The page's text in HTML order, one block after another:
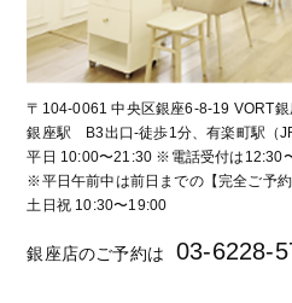
〒104-0061 中央区銀座6-8-19 VORT
銀座駅 B3出口-徒歩1分、有楽町駅（
平日 10:00〜21:30 ※電話受付は12:30
※平日午前中は前日までの【完全ご予約
土日祝 10:30〜19:00
銀座店のご予約は 03-6228-